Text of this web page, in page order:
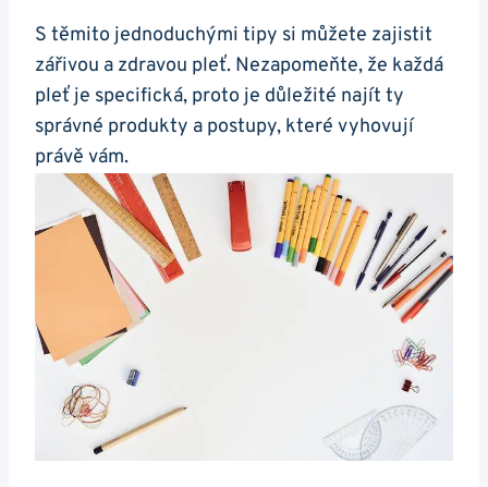
S těmito jednoduchými tipy si můžete zajistit
zářivou a zdravou ⁢pleť. Nezapomeňte,​ že každá
pleť je specifická, ‌proto je důležité ‍najít‌ ty
správné⁣ produkty a postupy, které vyhovují
⁣právě vám.